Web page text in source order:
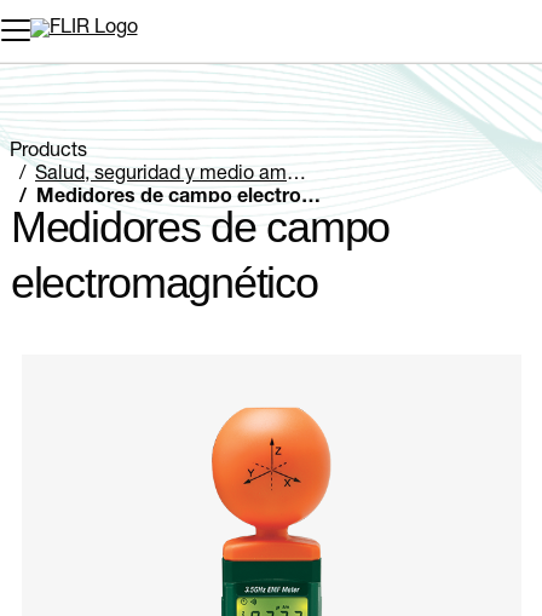
Products
Salud, seguridad y medio ambiente
Medidores de campo electromagnético
Medidores de campo
electromagnético